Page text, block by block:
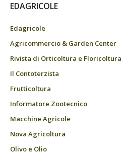
EDAGRICOLE
Edagricole
Agricommercio & Garden Center
Rivista di Orticoltura e Floricoltura
Il Contoterzista
Frutticoltura
Informatore Zootecnico
Macchine Agricole
Nova Agricoltura
Olivo e Olio